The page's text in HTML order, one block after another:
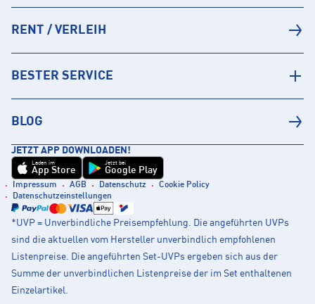
RENT / VERLEIH
BESTER SERVICE
BLOG
JETZT APP DOWNLOADEN!
Laden im
App Store
Jetzt bei
Google Play
Impressum AGB Datenschutz
Cookie Policy
Datenschutzeinstellungen
*UVP = Unverbindliche Preisempfehlung. Die angeführten UVPs
sind die aktuellen vom Hersteller unverbindlich empfohlenen
Listenpreise. Die angeführten Set-UVPs ergeben sich aus der
Summe der unverbindlichen Listenpreise der im Set enthaltenen
Einzelartikel.